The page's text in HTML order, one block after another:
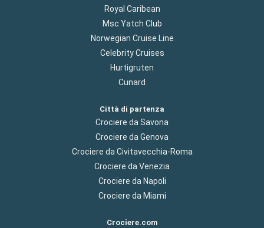
Royal Caribean
Msc Yatch Club
Norwegian Cruise Line
Celebrity Cruises
Hurtigruten
Cunard
Città di partenza
Crociere da Savona
Crociere da Genova
Crociere da Civitavecchia-Roma
Crociere da Venezia
Crociere da Napoli
Crociere da Miami
Crociere.com